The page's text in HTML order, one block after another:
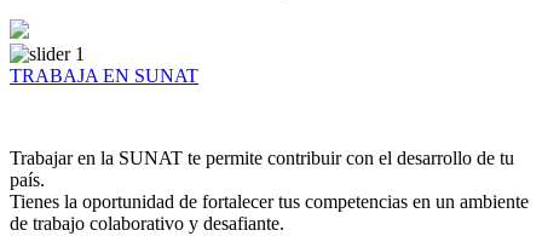
TRABAJA EN SUNAT
Trabajar en la SUNAT te permite contribuir con el desarrollo de tu
país.
Tienes la oportunidad de fortalecer tus competencias en un ambiente
de trabajo colaborativo y desafiante.